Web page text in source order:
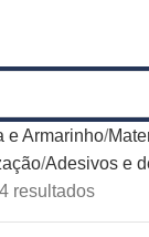
e Armarinho
Adesivos e
resultados